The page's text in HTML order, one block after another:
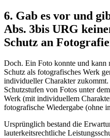
6. Gab es vor und
Abs. 3bis URG
Schutz an
Doch. Ein Foto konnte und kann
Schutz als fotografisches Werk
individueller Charakter
Schutzstufen von Fotos unter
Werk (mit individuellem
fotografische Wiedergabe (ohne
Ursprünglich bestand die
lauterkeitsrechtliche